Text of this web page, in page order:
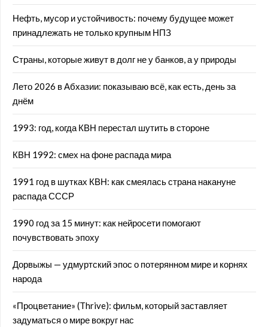
Нефть, мусор и устойчивость: почему будущее может
принадлежать не только крупным НПЗ
Страны, которые живут в долг не у банков, а у природы
Лето 2026 в Абхазии: показываю всё, как есть, день за
днём
1993: год, когда КВН перестал шутить в стороне
КВН 1992: смех на фоне распада мира
1991 год в шутках КВН: как смеялась страна накануне
распада СССР
1990 год за 15 минут: как нейросети помогают
почувствовать эпоху
Дорвыжы — удмуртский эпос о потерянном мире и корнях
народа
«Процветание» (Thrive): фильм, который заставляет
задуматься о мире вокруг нас